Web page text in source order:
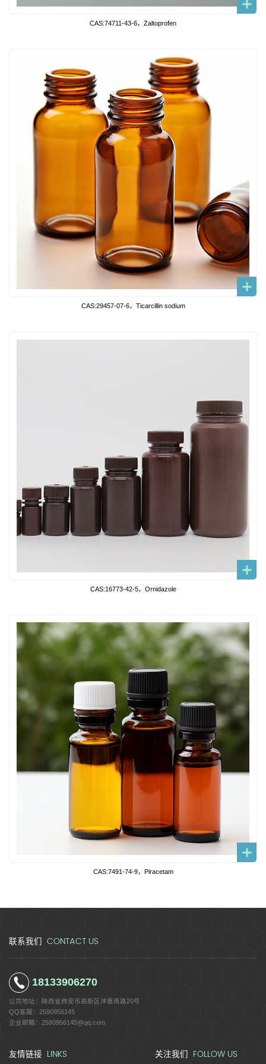
CAS:74711-43-6，Zaltoprofen
CAS:29457-07-6，Ticarcillin sodium
CAS:16773-42-5，Ornidazole
CAS:7491-74-9，Piracetam
联系我们 CONTACT US
18133906270
公司地址：
陕西省西安市高新区沣惠南路20号
QQ客服： 2590956145
企业邮箱： 2590956145@qq.com
友情链接 LINKS 关注我们 FOLLOW US